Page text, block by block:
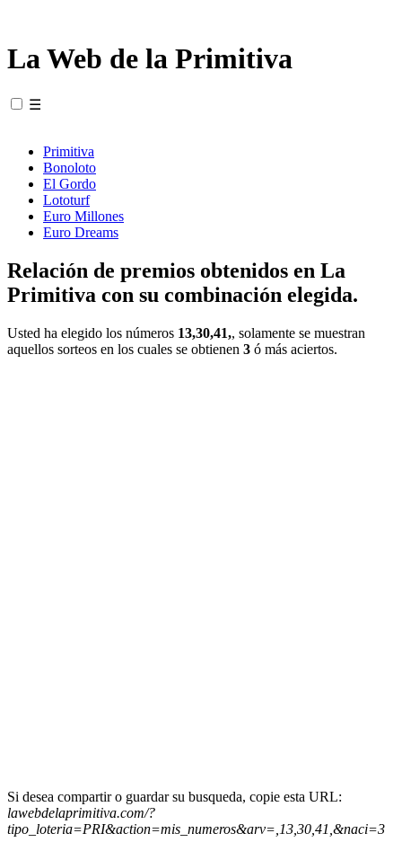
La Web de la Primitiva
☰
Primitiva
Bonoloto
El Gordo
Lototurf
Euro Millones
Euro Dreams
Relación de premios obtenidos en La
Primitiva con su combinación elegida.
Usted ha elegido los números 13,30,41,, solamente se muestran
aquellos sorteos en los cuales se obtienen 3 ó más aciertos.
Si desea compartir o guardar su busqueda, copie esta URL:
lawebdelaprimitiva.com/?
tipo_loteria=PRI&action=mis_numeros&arv=,13,30,41,&naci=3